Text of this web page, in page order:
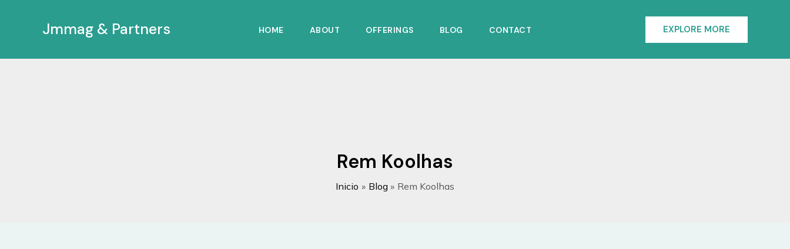
Jmmag & Partners HOME ABOUT OFFERINGS BLOG CONTACT EXPLORE MORE
Rem Koolhas
Inicio Blog Rem Koolhas